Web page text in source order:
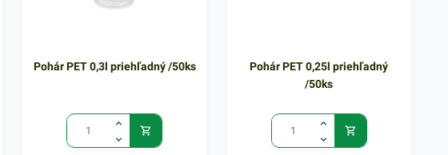
Pohár PET 0,3l priehľadný /50ks
Pohár PET 0,25l priehľadný
/50ks